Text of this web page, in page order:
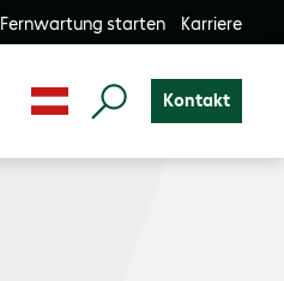
Fernwartung starten Karriere
Kontakt